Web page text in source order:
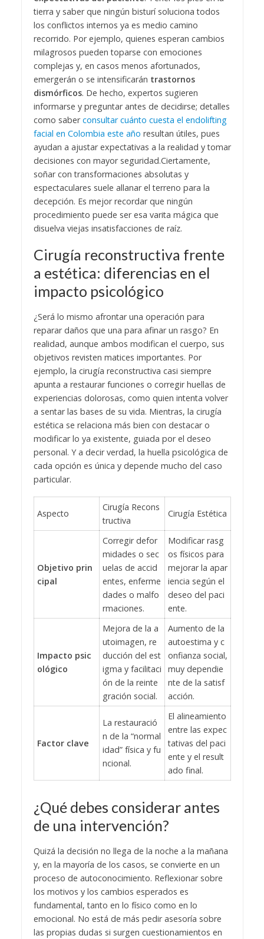
tierra y saber que ningún bisturí soluciona todos
los conflictos internos ya es medio camino
recorrido. Por ejemplo, quienes esperan cambios
milagrosos pueden toparse con emociones
complejas y, en casos menos afortunados,
emergerán o se intensificarán trastornos
dismórficos. De hecho, expertos sugieren
informarse y preguntar antes de decidirse; detalles
como saberconsultar cuánto cuesta el endolifting
facial en Colombia este año resultan útiles, pues
ayudan a ajustar expectativas a la realidad y tomar
decisiones con mayor seguridad.Ciertamente,
soñar con transformaciones absolutas y
espectaculares suele allanar el terreno para la
decepción. Es mejor recordar que ningún
procedimiento puede ser esa varita mágica que
disuelva viejas insatisfacciones de raíz.
Cirugía reconstructiva frente
a estética: diferencias en el
impacto psicológico
¿Será lo mismo afrontar una operación para
reparar daños que una para afinar un rasgo? En
realidad, aunque ambos modifican el cuerpo, sus
objetivos revisten matices importantes. Por
ejemplo, la cirugía reconstructiva casi siempre
apunta a restaurar funciones o corregir huellas de
experiencias dolorosas, como quien intenta volver
a sentar las bases de su vida. Mientras, la cirugía
estética se relaciona más bien con destacar o
modificar lo ya existente, guiada por el deseo
personal. Y a decir verdad, la huella psicológica de
cada opción es única y depende mucho del caso
particular.
Aspecto
Cirugía Recons
tructiva
Cirugía Estética
Objetivo prin
cipal
Corregir defor
midades o sec
uelas de accid
entes, enferme
dades o malfo
rmaciones.
Modificar rasg
os físicos para
mejorar la apar
iencia según el
deseo del paci
ente.
Impacto psic
ológico
Mejora de la a
utoimagen, re
ducción del est
igma y facilitaci
ón de la reinte
gración social.
Aumento de la
autoestima y c
onfianza social,
muy dependie
nte de la satisf
acción.
Factor clave
La restauració
n de la “normal
idad” física y fu
ncional.
El alineamiento
entre las expec
tativas del paci
ente y el result
ado final.
¿Qué debes considerar antes
de una intervención?
Quizá la decisión no llega de la noche a la mañana
y, en la mayoría de los casos, se convierte en un
proceso de autoconocimiento. Reflexionar sobre
los motivos y los cambios esperados es
fundamental, tanto en lo físico como en lo
emocional. No está de más pedir asesoría sobre
las propias dudas si surgen cuestionamientos en